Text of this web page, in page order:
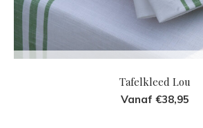
Tafelkleed Lou
Vanaf €38,95